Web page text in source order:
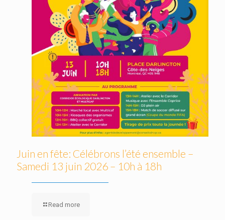
Juin en fête: Célébrons l’été ensemble –
Samedi 13 juin 2026 – 10h à 18h
Read more